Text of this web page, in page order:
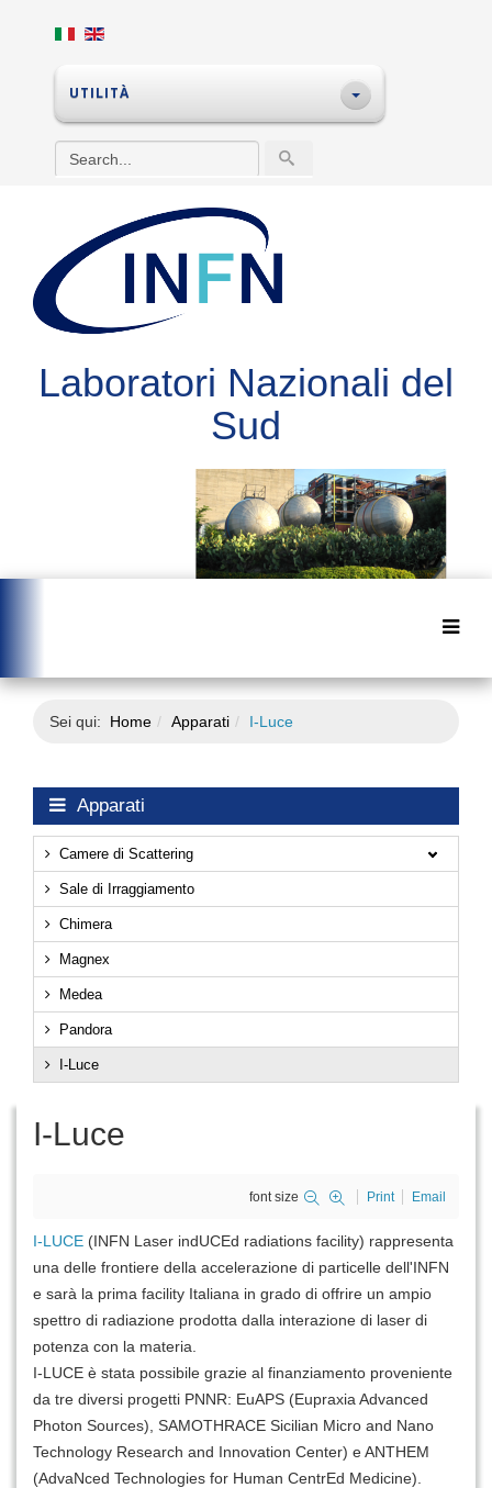
UTILITÀ
Laboratori Nazionali del
Sud
Sei qui: Home Apparati I-Luce
Apparati
Camere di Scattering
Sale di Irraggiamento
Chimera
Magnex
Medea
Pandora
I-Luce
I-Luce
font size Print Email
I-LUCE (INFN Laser indUCEd radiations facility) rappresenta
una delle frontiere della accelerazione di particelle dell'INFN
e sarà la prima facility Italiana in grado di offrire un ampio
spettro di radiazione prodotta dalla interazione di laser di
potenza con la materia.
I-LUCE è stata possibile grazie al finanziamento proveniente
da tre diversi progetti PNNR: EuAPS (Eupraxia Advanced
Photon Sources), SAMOTHRACE Sicilian Micro and Nano
Technology Research and Innovation Center) e ANTHEM
(AdvaNced Technologies for Human CentrEd Medicine).